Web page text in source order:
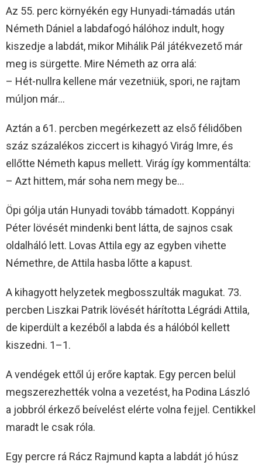
Az 55. perc környékén egy Hunyadi-támadás után
Németh Dániel a labdafogó hálóhoz indult, hogy
kiszedje a labdát, mikor Mihálik Pál játékvezető már
meg is sürgette. Mire Németh az orra alá:
– Hét-nullra kellene már vezetniük, spori, ne rajtam
múljon már…
Aztán a 61. percben megérkezett az első félidőben
száz százalékos ziccert is kihagyó Virág Imre, és
ellőtte Németh kapus mellett. Virág így kommentálta:
– Azt hittem, már soha nem megy be…
Öpi gólja után Hunyadi tovább támadott. Koppányi
Péter lövését mindenki bent látta, de sajnos csak
oldalháló lett. Lovas Attila egy az egyben vihette
Némethre, de Attila hasba lőtte a kapust.
A kihagyott helyzetek megbosszulták magukat. 73.
percben Liszkai Patrik lövését hárította Légrádi Attila,
de kiperdült a kezéből a labda és a hálóból kellett
kiszedni. 1–1.
A vendégek ettől új erőre kaptak. Egy percen belül
megszerezhették volna a vezetést, ha Podina László
a jobbról érkező beívelést elérte volna fejjel. Centikkel
maradt le csak róla.
Egy percre rá Rácz Rajmund kapta a labdát jó húsz